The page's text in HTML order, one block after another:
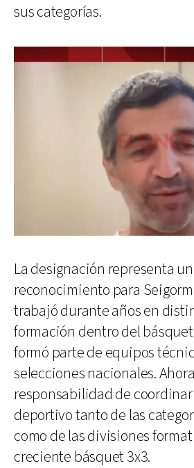
sus categorías.
La designación representa
reconocimiento para
trabajó durante años en
formación dentro del
formó parte de equipos
selecciones nacionales.
responsabilidad de
deportivo tanto de las
como de las divisiones
creciente básquet 3x3.